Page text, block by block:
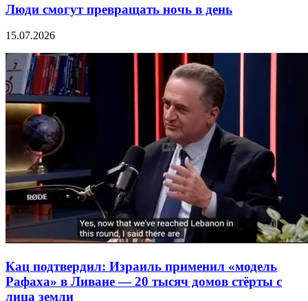
Люди смогут превращать ночь в день
15.07.2026
Кац подтвердил: Израиль применил «модель
Рафаха» в Ливане — 20 тысяч домов стёрты с
лица земли